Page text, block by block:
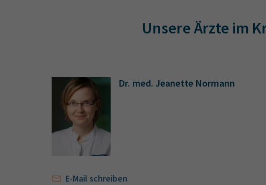
Unsere Ärzte im
Dr. med. Jeanette Normann
E-Mail schreiben